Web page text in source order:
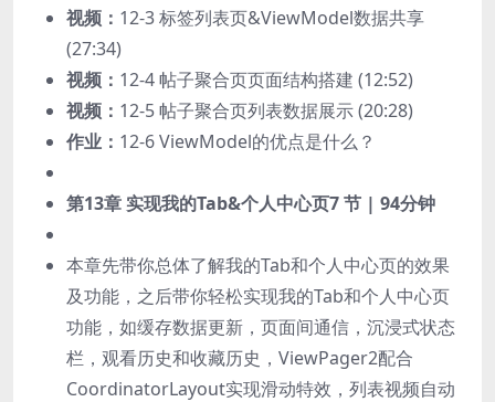
视频： 12-3 标签列表页&ViewModel数据共享
(27:34)
视频： 12-4 帖子聚合页页面结构搭建 (12:52)
视频： 12-5 帖子聚合页列表数据展示 (20:28)
作业： 12-6 ViewModel的优点是什么？
第13章 实现我的Tab&个人中心页7 节 | 94分钟
本章先带你总体了解我的Tab和个人中心页的效果
及功能，之后带你轻松实现我的Tab和个人中心页
功能，如缓存数据更新，页面间通信，沉浸式状态
栏，观看历史和收藏历史，ViewPager2配合
CoordinatorLayout实现滑动特效，列表视频自动